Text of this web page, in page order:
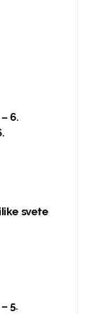
6.
svete
5.